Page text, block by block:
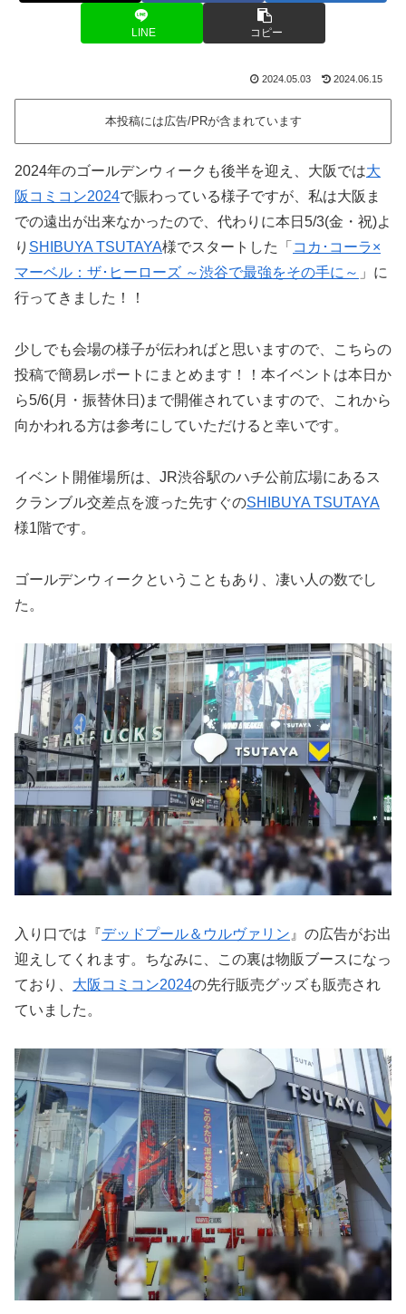
LINE コピー
2024.05.03 2024.06.15
本投稿には広告/PRが含まれています
2024年のゴールデンウィークも後半を迎え、大阪では大
阪コミコン2024で賑わっている様子ですが、私は大阪ま
での遠出が出来なかったので、代わりに本日5/3(金・祝)よ
り SHIBUYA TSUTAYA様でスタートした「 コカ･コーラ×
マーベル：ザ･ヒーローズ ～渋谷で最強をその手に～ 」に
行ってきました！！
少しでも会場の様子が伝わればと思いますので、こちらの
投稿で簡易レポートにまとめます！！本イベントは本日か
ら5/6(月・振替休日)まで開催されていますので、これから
向かわれる方は参考にしていただけると幸いです。
イベント開催場所は、JR渋谷駅のハチ公前広場にあるス
クランブル交差点を渡った先すぐのSHIBUYA TSUTAYA
様1階です。
ゴールデンウィークということもあり、凄い人の数でし
た。
入り口では『デッドプール＆ウルヴァリン 』の広告がお出
迎えしてくれます。ちなみに、この裏は物販ブースになっ
ており、 大阪コミコン2024の先行販売グッズも販売され
ていました。